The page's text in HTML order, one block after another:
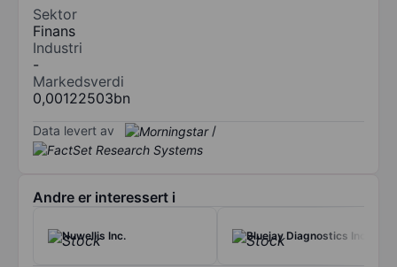
Sektor
Finans
Industri
-
Markedsverdi
0,00122503bn
Data levert av /
Andre er interessert i
Nuwellis Inc. Bluejay Diagnostics Inc.